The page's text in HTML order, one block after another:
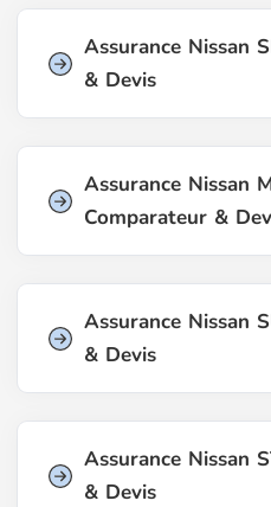
Assurance Nissan
& Devis
Assurance Nissan
Comparateur &
Assurance Nissan
& Devis
Assurance Nissan
& Devis